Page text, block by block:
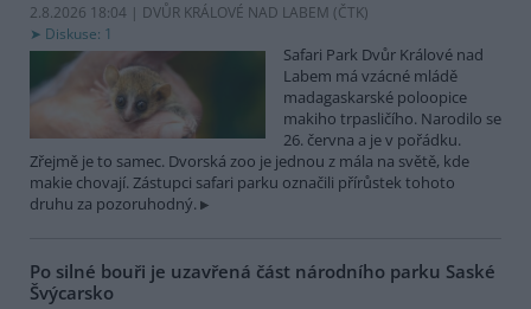
2.8.2026 18:04 | DVŮR KRÁLOVÉ NAD LABEM (ČTK)
Diskuse: 1
Safari Park Dvůr Králové nad
Labem má vzácné mládě
madagaskarské poloopice
makiho trpasličího. Narodilo se
26. června a je v pořádku.
Zřejmě je to samec. Dvorská zoo je jednou z mála na světě, kde
makie chovají. Zástupci safari parku označili přírůstek tohoto
druhu za pozoruhodný.
Po silné bouři je uzavřená část národního parku Saské
Švýcarsko